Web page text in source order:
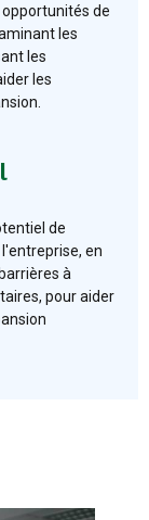
de
les
les
les
de
en
à
pour aider